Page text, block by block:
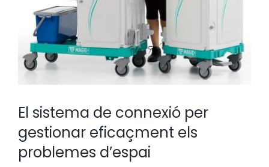
El sistema de connexió per
gestionar eficaçment els
problemes d’espai